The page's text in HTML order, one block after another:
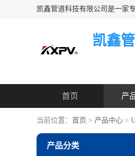
凯鑫
首页 产
当前位置： 首页 > 产品中心 >
产品分类